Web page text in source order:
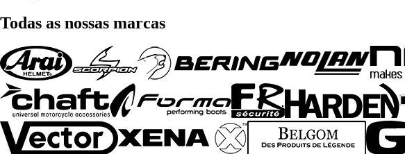
Todas as nossas marcas